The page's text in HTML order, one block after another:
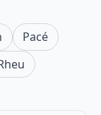
Pacé